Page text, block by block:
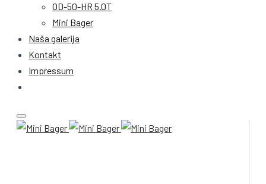
OD-50-HR 5.0T
Mini Bager
Naša galerija
Kontakt
Impressum